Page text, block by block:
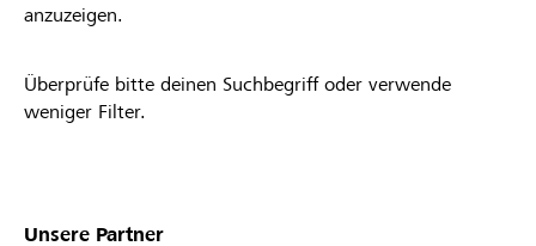
anzuzeigen.
Überprüfe bitte deinen Suchbegriff oder verwende
weniger Filter.
Unsere Partner